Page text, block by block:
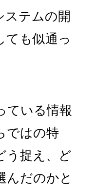
ステムの開
ても似通っ
ている情報
ではの特
う捉え、ど
んだのかと